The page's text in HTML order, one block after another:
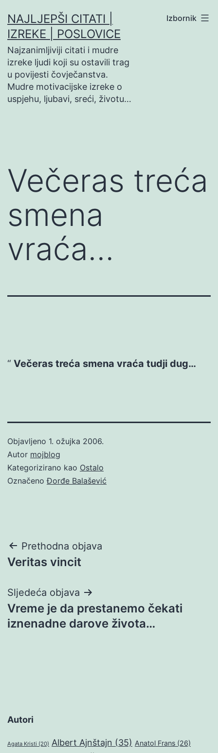
na
sadržaj
NAJLJEPŠI CITATI |
IZREKE | POSLOVICE
Najzanimljiviji citati i mudre
izreke ljudi koji su ostavili trag
u povijesti čovječanstva.
Mudre motivacijske izreke o
uspjehu, ljubavi, sreći, životu…
Izbornik
Večeras treća
smena
vraća…
Večeras treća smena vraća tudji dug…
Objavljeno 1. ožujka 2006.
Autor mojblog
Kategorizirano kao Ostalo
OznačenoĐorđe Balašević
Navigacija
objava
Prethodna objava
Veritas vincit
Sljedeća objava
Vreme je da prestanemo čekati
iznenadne darove života…
Autori
Agata Kristi (20) Albert Ajnštajn (35) Anatol Frans (26)